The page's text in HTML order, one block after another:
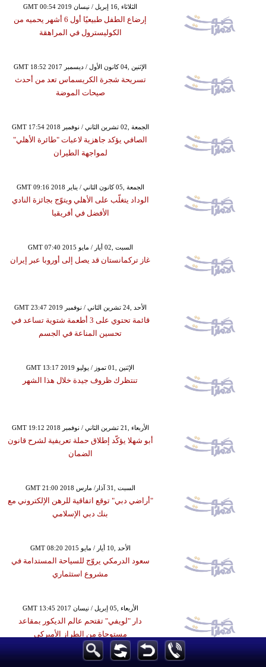
GMT 00:54 2019 الثلاثاء ,16 إبريل / نيسان
إرضاع الطفل طبيعيًا أول 6 أشهر يحميه من
الكوليسترول في المراهقة
GMT 18:52 2017 الإثنين ,04 كانون الأول / ديسمبر
تسريحة شجرة الكريسماس تعد من أحدث
صيحات الموضة
GMT 17:54 2018 الجمعة ,02 تشرين الثاني / نوفمبر
الصافي يؤكد جاهزية لاعبات "طائرة الأهلي"
لمواجهة الطيران
GMT 09:16 2018 الجمعة ,05 كانون الثاني / يناير
الوداد يتغلّب على الأهلي ويتوّج بجائزة النادي
الأفضل في أفريقيا
GMT 07:40 2015 السبت ,02 أيار / مايو
غاز تركمانستان قد يصل إلى أوروبا عبر إيران
GMT 23:47 2019 الأحد ,24 تشرين الثاني / نوفمبر
قائمة تحتوي على 3 أطعمة شتوية تساعد في
تحسين المناعة في الجسم
GMT 13:17 2019 الإثنين ,01 تموز / يوليو
تنتظرك ظروف جيدة خلال هذا الشهر
GMT 19:12 2018 الأربعاء ,21 تشرين الثاني / نوفمبر
أبو شهلا يؤكّد إطلاق حملة تعريفية لشرح قانون
الضمان
GMT 21:00 2018 السبت ,31 آذار/ مارس
"أراضي دبي" توقع اتفاقية للرهن الإلكتروني مع
بنك دبي الإسلامي
GMT 08:20 2015 الأحد ,10 أيار / مايو
سعود الدرمكي يروّج للسياحة المستدامة في
مشروع استثماري
GMT 13:45 2017 الأربعاء ,05 إبريل / نيسان
دار "لويفي" تقتحم عالم الديكور بمقاعد
مستوحاة من الطراز الأميركي